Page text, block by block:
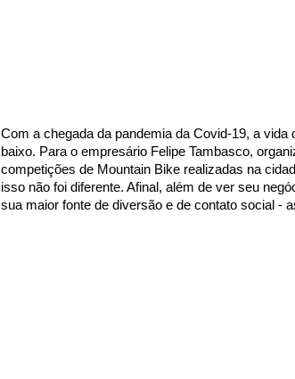
Com a chegada da pandemia da Covid-19, a vida
baixo. Para o empresário Felipe Tambasco,
competições de Mountain Bike realizadas na
isso não foi diferente. Afinal, além de ver seu
sua maior fonte de diversão e de contato social -